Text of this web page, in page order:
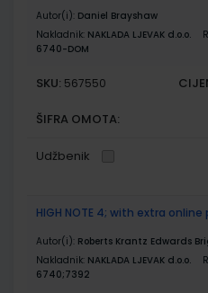
Autor(i): Daniel Brayshaw
Nakladnik: NAKLADA LJEVAK d.o.o.
6740-DOM
SKU: 567550
ŠIFRA OMOTA:
Udžbenik
HIGH NOTE 4; with extra
Autor(i): Roberts Krantz Edwards
Nakladnik: NAKLADA LJEVAK d.o.o.
6740;7392